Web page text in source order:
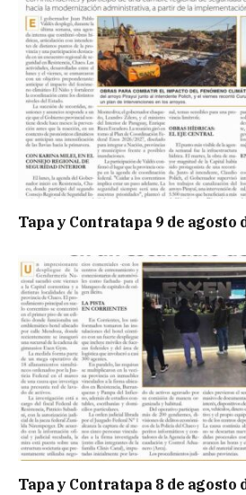
Tapa y Contratapa 9 de agosto
Tapa y Contratapa 8 de agosto